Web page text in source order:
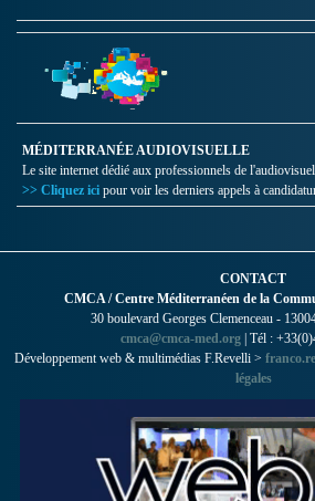
MÉDITERRANÉE AUDIOVISUELLE
Le site internet dédié aux professionnels de
>> Cliquez ici pour voir les derniers appels à
CONTACT
CMCA / Centre Méditerranéen de la
30 boulevard Georges Clemenceau -
cmca@cmca-med.org | Tél :
Développement web & multimédias F.Revelli >
légales